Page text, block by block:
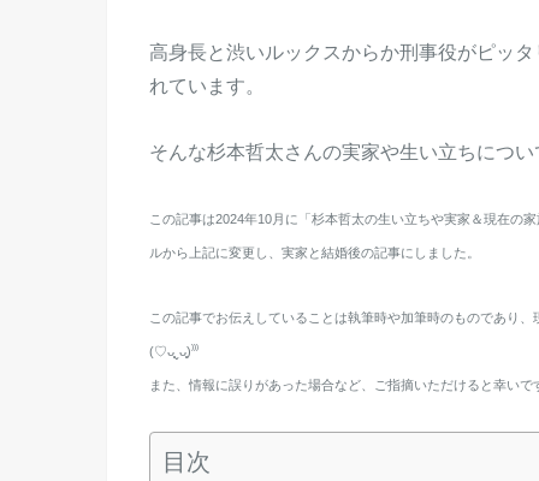
高身長と渋いルックスからか刑事役がピッ
れています。
そんな杉本哲太さんの実家や生い立ちにつ
この記事は2024年10月に「杉本哲太の生い立ちや実家＆現在の
ルから上記に変更し、実家と結婚後の記事にしました。
この記事でお伝えしていることは執筆時や加筆時のものであり
(♡ᴗ͈ˬᴗ͈)⁾⁾⁾
また、情報に誤りがあった場合など、ご指摘いただけると幸いで
目次